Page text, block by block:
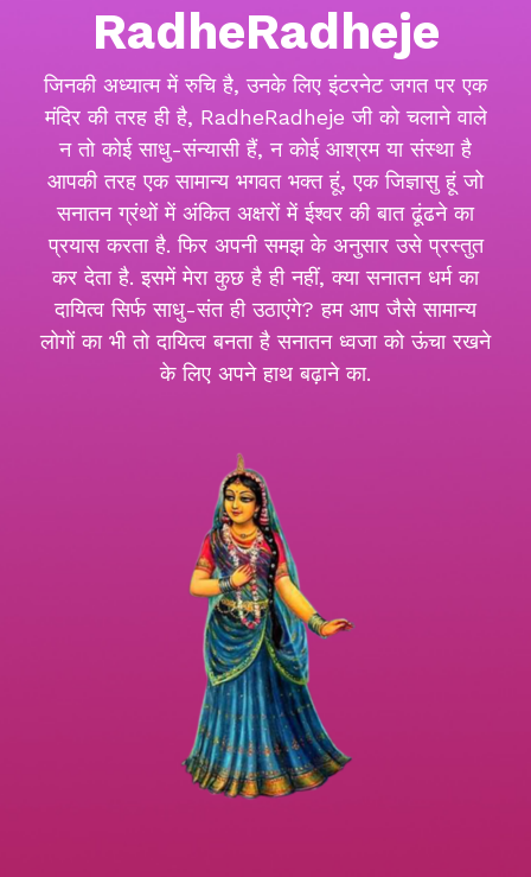
RadheRadheje
जिनकी अध्यात्म में रुचि है, उनके लिए इंटरनेट जगत पर एक
मंदिर की तरह ही है, RadheRadheje जी को चलाने वाले
न तो कोई साधु-संन्यासी हैं, न कोई आश्रम या संस्था है
आपकी तरह एक सामान्य भगवत भक्त हूं, एक जिज्ञासु हूं जो
सनातन ग्रंथों में अंकित अक्षरों में ईश्वर की बात ढूंढने का
प्रयास करता है. फिर अपनी समझ के अनुसार उसे प्रस्तुत
कर देता है. इसमें मेरा कुछ है ही नहीं, क्या सनातन धर्म का
दायित्व सिर्फ साधु-संत ही उठाएंगे? हम आप जैसे सामान्य
लोगों का भी तो दायित्व बनता है सनातन ध्वजा को ऊंचा रखने
के लिए अपने हाथ बढ़ाने का.